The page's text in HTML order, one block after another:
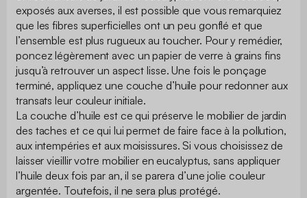
exposés aux averses, il est possible que vous remarquiez
que les fibres superficielles ont un peu gonflé et que
l’ensemble est plus rugueux au toucher. Pour y remédier,
poncez légèrement avec un papier de verre à grains fins
jusqu’à retrouver un aspect lisse. Une fois le ponçage
terminé, appliquez une couche d’huile pour redonner aux
transats leur couleur initiale.
La couche d’huile est ce qui préserve le mobilier de jardin
des taches et ce qui lui permet de faire face à la pollution,
aux intempéries et aux moisissures. Si vous choisissez de
laisser vieillir votre mobilier en eucalyptus, sans appliquer
l’huile deux fois par an, il se parera d’une jolie couleur
argentée. Toutefois, il ne sera plus protégé.